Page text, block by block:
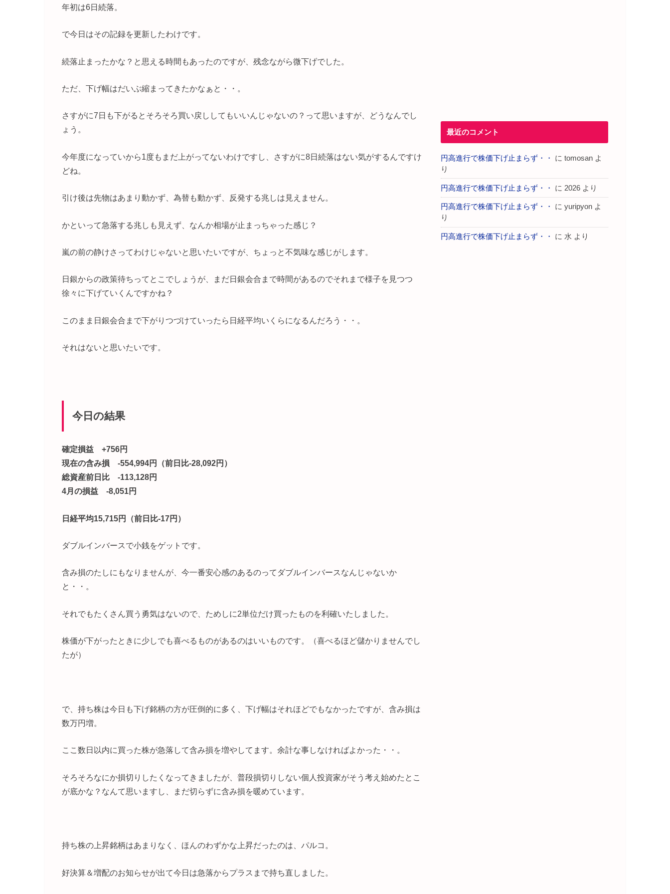
年初は6日続落。
で今日はその記録を更新したわけです。
続落止まったかな？と思える時間もあったのですが、残念ながら微下げでした。
ただ、下げ幅はだいぶ縮まってきたかなぁと・・。
さすがに7日も下がるとそろそろ買い戻ししてもいいんじゃないの？って思いますが、どうなんでし
ょう。
今年度になっていから1度もまだ上がってないわけですし、さすがに8日続落はない気がするんですけ
どね。
引け後は先物はあまり動かず、為替も動かず、反発する兆しは見えません。
かといって急落する兆しも見えず、なんか相場が止まっちゃった感じ？
嵐の前の静けさってわけじゃないと思いたいですが、ちょっと不気味な感じがします。
日銀からの政策待ちってとこでしょうが、まだ日銀会合まで時間があるのでそれまで様子を見つつ
徐々に下げていくんですかね？
このまま日銀会合まで下がりつづけていったら日経平均いくらになるんだろう・・。
それはないと思いたいです。
今日の結果
確定損益 +756円
現在の含み損 -554,994円（前日比-28,092円）
総資産前日比 -113,128円
4月の損益 -8,051円
日経平均15,715円（前日比-17円）
ダブルインバースで小銭をゲットです。
含み損のたしにもなりませんが、今一番安心感のあるのってダブルインバースなんじゃないか
と・・。
それでもたくさん買う勇気はないので、ためしに2単位だけ買ったものを利確いたしました。
株価が下がったときに少しでも喜べるものがあるのはいいものです。（喜べるほど儲かりませんでし
たが）
で、持ち株は今日も下げ銘柄の方が圧倒的に多く、下げ幅はそれほどでもなかったですが、含み損は
数万円増。
ここ数日以内に買った株が急落して含み損を増やしてます。余計な事しなければよかった・・。
そろそろなにか損切りしたくなってきましたが、普段損切りしない個人投資家がそう考え始めたとこ
が底かな？なんて思いますし、まだ切らずに含み損を暖めています。
持ち株の上昇銘柄はあまりなく、ほんのわずかな上昇だったのは、パルコ。
好決算＆増配のお知らせが出て今日は急落からプラスまで持ち直しました。
最近のコメント
円高進行で株価下げ止まらず・・ に tomosan よ
り
円高進行で株価下げ止まらず・・ に 2026 より
円高進行で株価下げ止まらず・・ に yuripyon よ
り
円高進行で株価下げ止まらず・・ に 水 より